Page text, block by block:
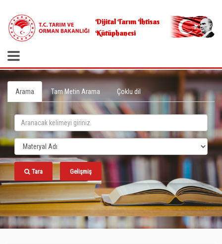
Dijital Tarım İhtisas
Kütüphanesi
Arama Tam Metin Arama Çoklu dil
Tara Gelişmiş